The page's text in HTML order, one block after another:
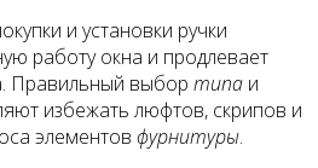
и установки ручки
работу окна и продлевает
Правильный выбор типа и
избежать люфтов, скрипов и
элементов фурнитуры.